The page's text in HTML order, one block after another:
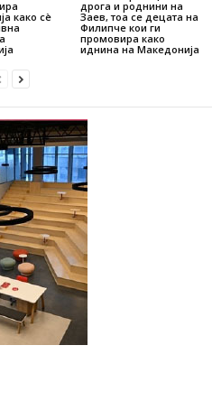
како сè
дрога и роднини на
Заев, тоа се децата на
Филипче кои ги
промoвира како
иднина на Македонија